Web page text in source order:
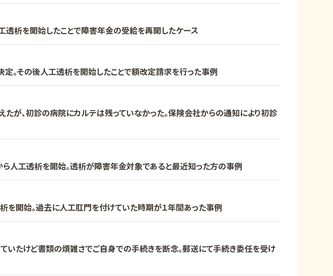
透析を開始したことで障害年金の受給を再開したケース
。その後人工透析を開始したことで額改定請求を行った事例
が、初診の病院にカルテは残っていなかった。保険会社からの通知により初診
人工透析を開始。透析が障害年金対象であると最近知った方の事例
を開始。過去に人工肛門を付けていた時期が１年間あった事例
いたけど書類の煩雑さでご自身での手続きを断念。郵送にて手続き委任を受け